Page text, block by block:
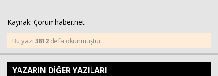
Kaynak: Çorumhaber.net
Bu yazı 3812defa okunmuştur.
YAZARIN DİĞER YAZILARI